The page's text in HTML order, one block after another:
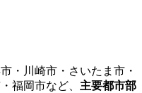
・川崎市・さいたま市・
福岡市など、 主要都市部